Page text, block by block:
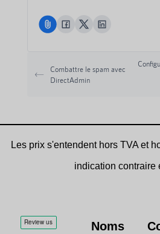
Combattre le spam avec
DirectAdmin
Les prix s'entendent hors TVA et
indication contraire
Noms